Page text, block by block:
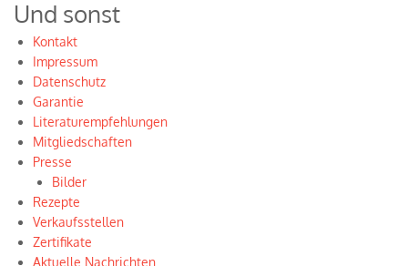
Und sonst
Kontakt
Impressum
Datenschutz
Garantie
Literaturempfehlungen
Mitgliedschaften
Presse
Bilder
Rezepte
Verkaufsstellen
Zertifikate
Aktuelle Nachrichten